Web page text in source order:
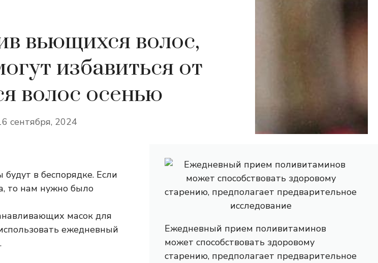
вьющихся волос,
избавиться от
волос осенью
сентября, 2024
в беспорядке. Если
то нам нужно было
масок для
ежедневный
Ежедневный прием поливитаминов
может способствовать здоровому
старению, предполагает предварительное